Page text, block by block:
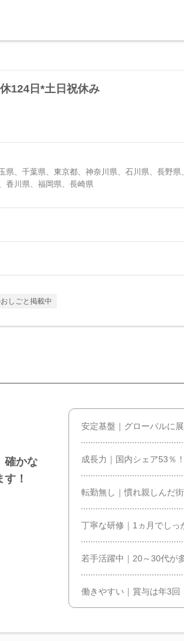
124日*土日祝休み
、千葉県、東京都、神奈川県、石川県、長野県
香川県、福岡県、長崎県
しごと掲載中
確かな
！
安定基盤｜グローバルに
成長力｜国内シェア53％
転勤無し｜慣れ親しんだ
丁寧な研修｜1ヵ月でしっ
若手活躍中｜20～30代が
働きやすい｜賞与は年3回